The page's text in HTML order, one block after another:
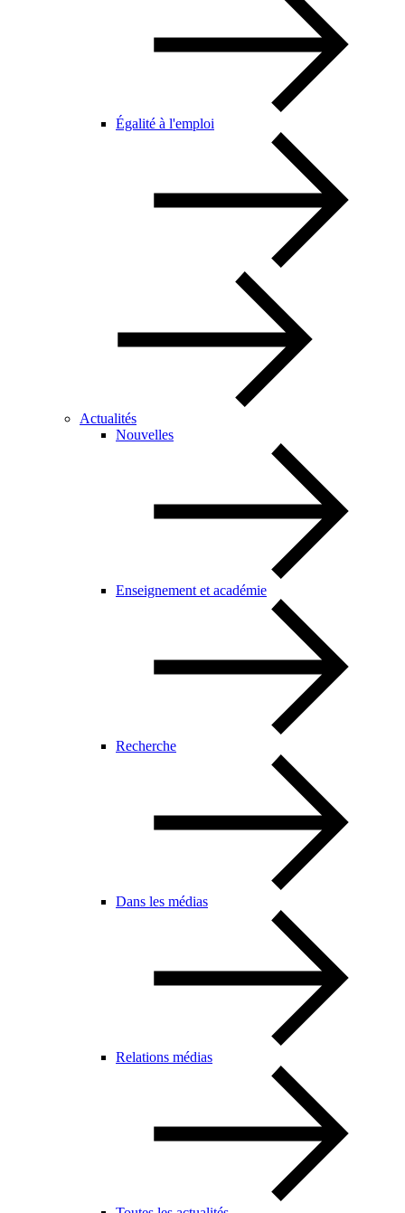
Égalité à l'emploi
Actualités
Nouvelles
Enseignement et académie
Recherche
Dans les médias
Relations médias